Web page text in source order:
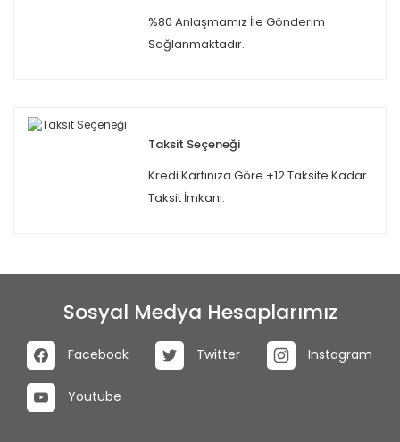
%80 Anlaşmamız İle Gönderim
Sağlanmaktadır.
Taksit Seçeneği
Kredi Kartınıza Göre +12 Taksite Kadar
Taksit İmkanı.
Sosyal Medya Hesaplarımız
Facebook Twitter Instagram
Youtube